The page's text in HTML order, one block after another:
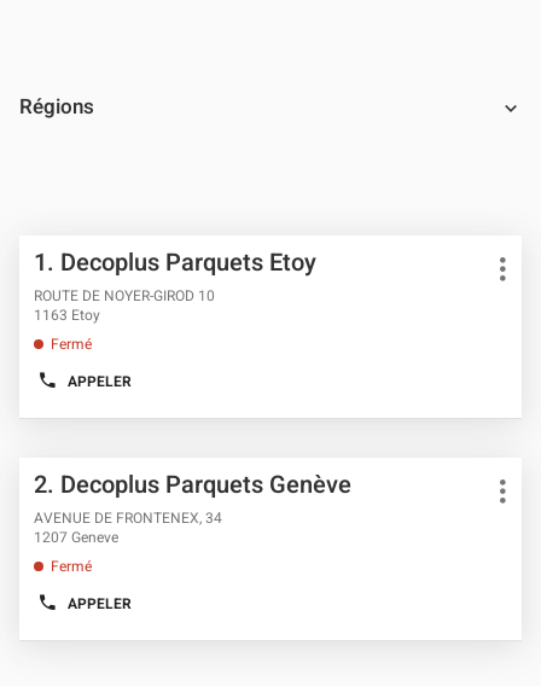
Régions
sur
touche
pour
obtenir
plus
1. Point
de
vente
:
Decoplus Parquets Etoy
ROUTE DE NOYER-GIROD 10
1163 Etoy
Fermé
APPELER
AFFICHER
NUMÉRO
POINT
VENTE
DECOPLUS
PARQUETS
ETOY
Plus
sur
touche
pour
obtenir
plus
2. Point
de
vente
:
Decoplus Parquets Genève
AVENUE DE FRONTENEX, 34
1207 Geneve
Fermé
APPELER
AFFICHER
NUMÉRO
Plus